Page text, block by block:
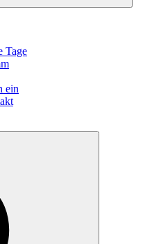
Tage
ein